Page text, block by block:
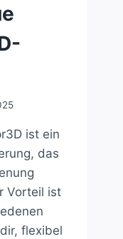
ist ein
das
Vorteil ist
flexibel